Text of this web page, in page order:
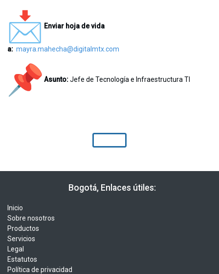
Enviar hoja de vida
a: mayra.mahecha@digitalmtx.com
Asunto:Jefe de Tecnología e Infraestructura TI
​​ Bogotá, Enlaces útiles:
Inicio
Sobre nosotros
Productos
Servicios
Legal
Estatutos
Política de privacidad